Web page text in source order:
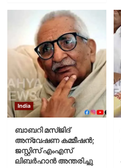
India
ബാബറി മസ്ജിദ്
അന്വേഷണ കമ്മീഷന്‍;
ജസ്റ്റിസ് എംഎസ്
ലിബര്‍ഹാന്‍ അന്തരിച്ചു